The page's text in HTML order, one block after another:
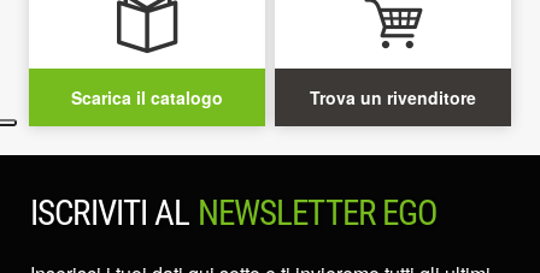
Scarica il catalogo Trova un rivenditore
ISCRIVITI AL NEWSLETTER EGO